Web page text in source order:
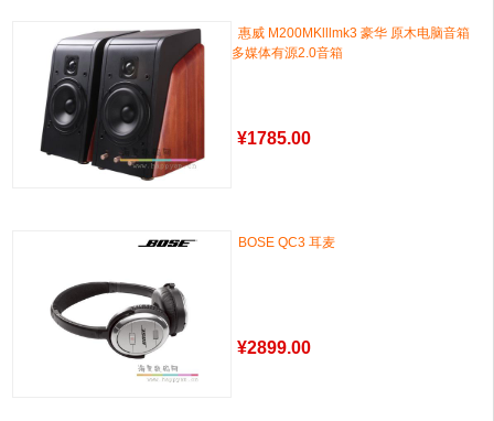
惠威 M200MKlllmk3 豪华 原木电脑音箱
多媒体有源2.0音箱
¥1785.00
BOSE QC3 耳麦
¥2899.00